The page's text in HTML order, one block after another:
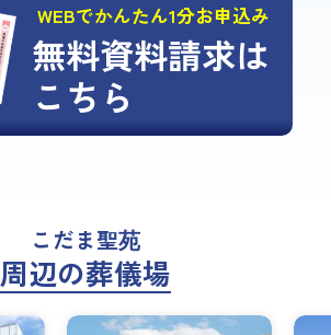
WEBでかんたん1分お申込み
無料資料請求は
こちら
こだま聖苑
周辺の葬儀場